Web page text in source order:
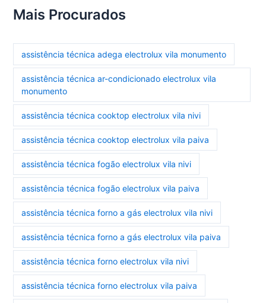
Mais Procurados
assistência técnica adega electrolux vila monumento
assistência técnica ar-condicionado electrolux vila
monumento
assistência técnica cooktop electrolux vila nivi
assistência técnica cooktop electrolux vila paiva
assistência técnica fogão electrolux vila nivi
assistência técnica fogão electrolux vila paiva
assistência técnica forno a gás electrolux vila nivi
assistência técnica forno a gás electrolux vila paiva
assistência técnica forno electrolux vila nivi
assistência técnica forno electrolux vila paiva